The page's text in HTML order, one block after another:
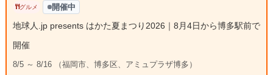
グルメ 開催中
地球人.jp presents はかた夏まつり2026｜8月4日から博多駅前で
開催
8/5 ～ 8/16 （福岡市、博多区、アミュプラザ博多）